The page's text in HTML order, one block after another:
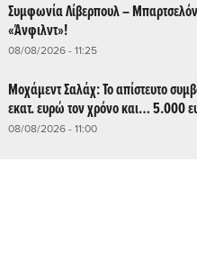
Συμφωνία Λίβερπουλ –
«Άνφιλντ»!
08/08/2026 - 11:25
Μοχάμεντ Σαλάχ: Το απίστευτο
εκατ. ευρώ τον χρόνο και… 5.000
08/08/2026 - 11:00